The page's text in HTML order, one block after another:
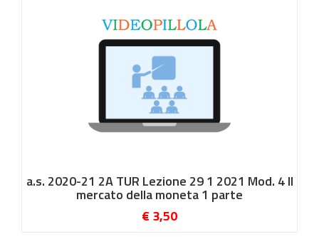
a.s. 2020-21 2A TUR Lezione 29 1 2021 Mod. 4 Il
mercato della moneta 1 parte
€ 3,50